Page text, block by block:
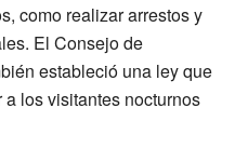
como realizar arrestos y
El Consejo de
estableció una ley que
los visitantes nocturnos